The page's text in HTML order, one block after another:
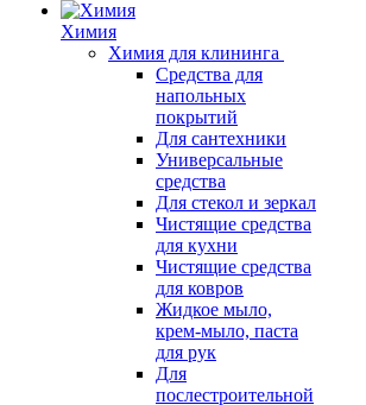
Химия
Химия для клининга
Средства для
напольных
покрытий
Для сантехники
Универсальные
средства
Для стекол и зеркал
Чистящие средства
для кухни
Чистящие средства
для ковров
Жидкое мыло,
крем-мыло, паста
для рук
Для
послестроительной